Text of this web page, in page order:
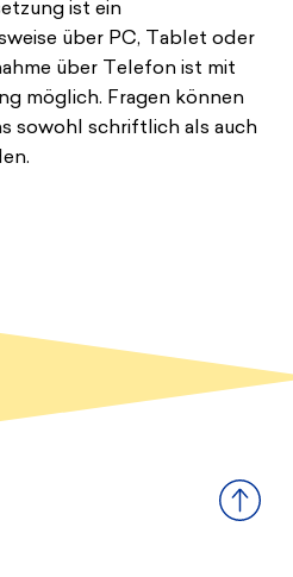
ist ein
über PC, Tablet oder
über Telefon ist mit
möglich. Fragen können
sowohl schriftlich als auch